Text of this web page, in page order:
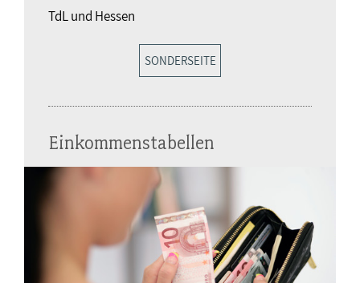
TdL und Hessen
SONDERSEITE
Einkommenstabellen